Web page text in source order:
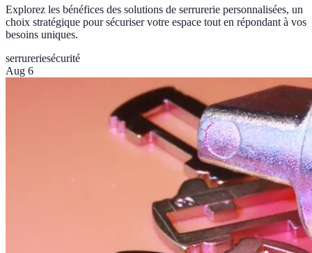
Explorez les bénéfices des solutions de serrurerie personnalisées, un
choix stratégique pour sécuriser votre espace tout en répondant à vos
besoins uniques.
serrureriesécurité
Aug 6